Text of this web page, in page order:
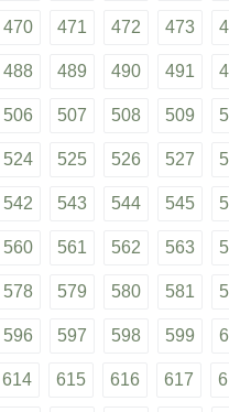
470 471 472 473
488 489 490 491
506 507 508 509
524 525 526 527
542 543 544 545
560 561 562 563
578 579 580 581
596 597 598 599
614 615 616 617